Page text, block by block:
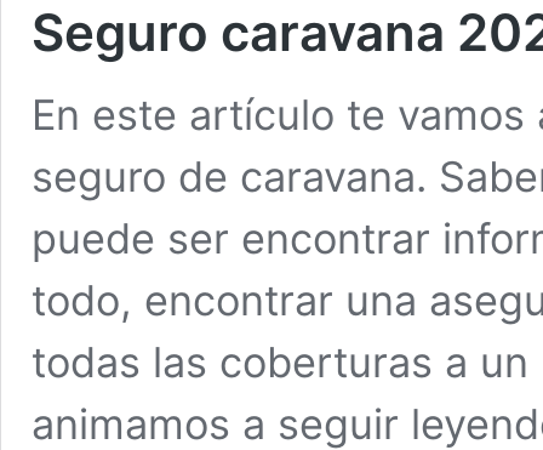
Seguro caravana
En este artículo te
seguro de caravana.
puede ser encontrar
todo, encontrar una
todas las coberturas a
animamos a seguir